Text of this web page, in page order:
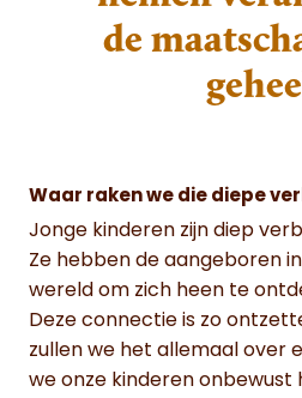
de
Waar raken we die diepe
Jonge kinderen zijn diep
Ze hebben de aangeboren
wereld om zich heen te
Deze connectie is zo
zullen we het allemaal over
we onze kinderen onbewust